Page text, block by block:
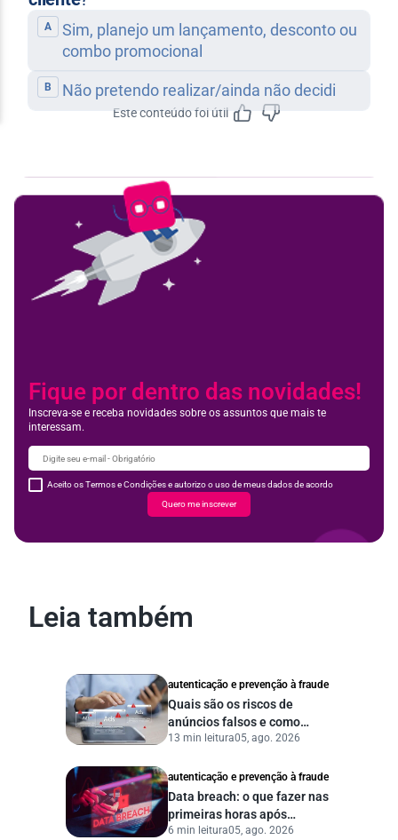
Este conteúdo foi útil
Fique por dentro das novidades!
Inscreva-se e receba novidades sobre os assuntos que mais te
interessam.
Aceito os Termos e Condições e autorizo o uso de meus dados de acordo
Quero me inscrever
Leia também
autenticação e prevenção à fraude
Quais são os riscos de
anúncios falsos e como
proteger seu negócio?
13 min leitura05, ago. 2026
autenticação e prevenção à fraude
Data breach: o que fazer nas
primeiras horas após
vazamento de dados?
6 min leitura05, ago. 2026